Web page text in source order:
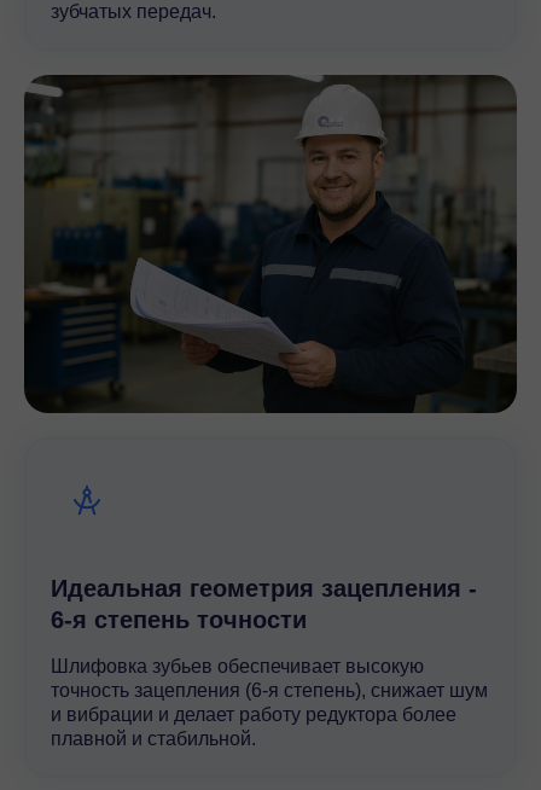
зубчатых передач.
Идеальная геометрия зацепления -
6-я степень точности
Шлифовка зубьев обеспечивает высокую
точность зацепления (6-я степень), снижает шум
и вибрации и делает работу редуктора более
плавной и стабильной.